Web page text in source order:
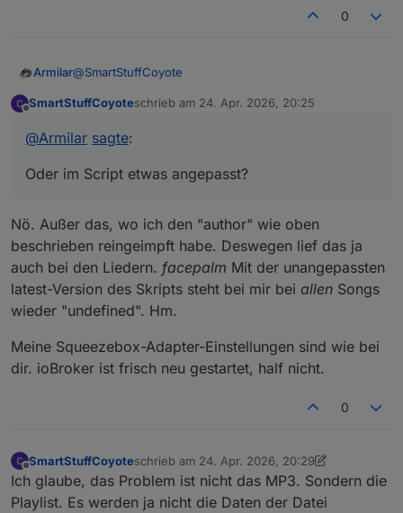
0
Armilar@SmartStuffCoyote
Habe ich auch nicht... Läuft geschmeidig bei mir
Vielleicht hier etwas geändert? Bei mir Original
Oder im Script etwas angepasst?
Oder mal den ioBroker durchstarten? Evtl. ein
Ghostscript am Laufen?
Ich könnte das nicht reproduzieren... Läuft bei mir
SmartStuffCoyoteschrieb am 24. Apr. 2026, 20:25
zuletzt editiert von
@Armilar sagte:
Oder im Script etwas angepasst?
Nö. Außer das, wo ich den "author" wie oben
beschrieben reingeimpft habe. Deswegen lief das ja
auch bei den Liedern. facepalm Mit der unangepassten
latest-Version des Skripts steht bei mir bei allen Songs
wieder "undefined". Hm.
Meine Squeezebox-Adapter-Einstellungen sind wie bei
dir. ioBroker ist frisch neu gestartet, half nicht.
0
Offline
SmartStuffCoyoteschrieb am 24. Apr. 2026, 20:29
zuletzt editiert von SmartStuffCoyote
Ich glaube, das Problem ist nicht das MP3. Sondern die
Playlist. Es werden ja nicht die Daten der Datei